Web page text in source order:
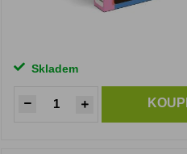
Skladem